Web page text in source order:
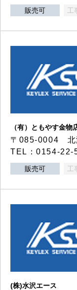
販売可 工
（有）ともやす金物
〒085-0004 北
TEL：0154-22-
販売可 工
(株)水沢エース